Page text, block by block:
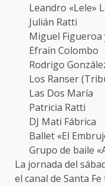
Leandro «Lele»
Julián Ratti
Miguel Figueroa
Efraín Colombo
Rodrigo
Los Ranser
Las Dos María
Patricia Ratti
DJ Mati Fábrica
Ballet «El
Grupo de baile
La jornada del
el canal de Santa